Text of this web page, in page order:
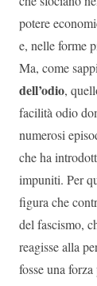
potere
e, nelle forme
Ma, come
dell’odio,
facilità odio
numerosi
che ha
impuniti. Per
figura che
del fascismo,
reagisse alla
fosse una